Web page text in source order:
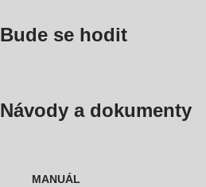
Bude se hodit
Návody a dokumenty
MANUÁL